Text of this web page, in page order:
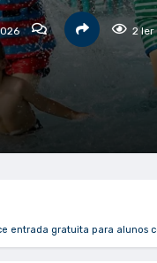
2 ler
entrada gratuita para alunos